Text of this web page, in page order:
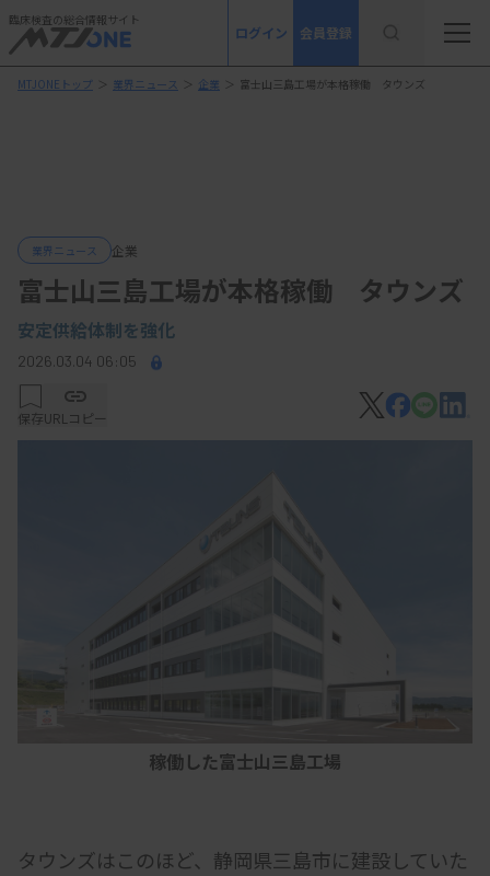
臨床検査の総合情報サイト
ログイン 会員登録
MTJONEトップ ＞ 業界ニュース ＞ 企業 ＞ 富士山三島工場が本格稼働 タウンズ
業界ニュース 企業
富士山三島工場が本格稼働 タウンズ
安定供給体制を強化
2026.03.04 06:05
保存URLコピー
稼働した富士山三島工場
タウンズはこのほど、静岡県三島市に建設していた